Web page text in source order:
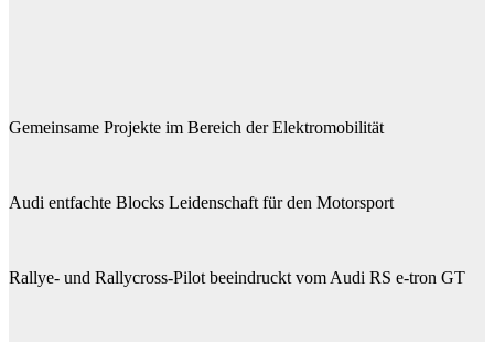
Gemeinsame Projekte im Bereich der Elektromobilität
Audi entfachte Blocks Leidenschaft für den Motorsport
Rallye- und Rallycross-Pilot beeindruckt vom Audi RS e-tron GT